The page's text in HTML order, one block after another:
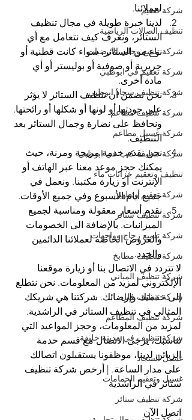
شركة تعقيم
تنظيف الصالات الرياضية
شركة تلميع وجلي الارضيات
شركة تعقيم في ابوظبي
شركة تنظيف سجاد ابوظبي
شركة تنظيف مطاعم
شركة غسيل مطاعم
شركة تنظيف كنب في ابوظبي
تنظيف وتعقيم خزانات ماء
شركة تعقيم وتطهير
شركة تنظيف ستائر
شركة تلميع زجاج وواجهات
شركة تنظيف مطابخ
شركة تنظيف المباني
شركة تنظيف فلل
شركة تنظيف المطاعم
شركة تنظيف في مدينة خليفة
غسيل السجاد
غسيل وتعقيم الحمامات
شركة تنظيف ستائر
لعملائنا.
لدينا خبرة طويلة في مجال تنظيف
الستائر، ونعرف كيف نتعامل مع أي
نوع من الستائر، سواء كانت قطنية أو
حريرية أو صوفية أو بوليستر أو أي
مادة أخرى.
نحن نضمن أن تنظيف الستائر لا يؤثر
على جودتها أو لونها أو شكلها أو رائحتها.
ونحافظ على نضارة وجمال الستائر بعد
التنظيف.
نحن نقدم خدمة مريحة ومرنة، حيث
يمكنك حجز موعد معنا عبر الهاتف أو
الإنترنت أو زيارة مكتبنا. ونعمل في
جميع أيام الأسبوع وفي جميع الأوقات.
نقدم أسعار معقولة ومناسبة لجميع
الميزانيات. بالإضافة الى الخصومات
والعروض الخاصة لعملائنا الدائمين
والجدد.
لا تتردد في الاتصال بنا أو زيارة موقعنا
الإلكتروني لمزيد من المعلومات. نحن نتطلع
إلى خدمتك وإرضائك. شركتنا هي شريكك
المثالي في تنظيف الستائر في الراشدية.
لمزيد من المعلومات، وحجز المواعيد التي
تناسبك، يرجى الاتصال مع قسم خدمة
الزبائن لدينا، موظفونا يستقبلون اتصالك
على مدار الساعة. | أرخص شركة تنظيف
ستائر في الراشدية
اتصل الآن